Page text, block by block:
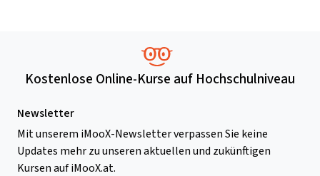
Kostenlose Online-Kurse auf Hochschulniveau
Newsletter
Mit unserem iMooX-Newsletter verpassen Sie keine
Updates mehr zu unseren aktuellen und zukünftigen
Kursen auf iMooX.at.